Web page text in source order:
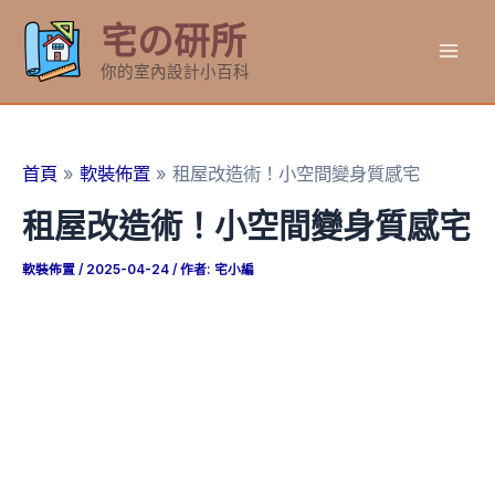
要
宅の研所
你的室內設計小百科
首頁 軟裝佈置 租屋改造術！小空間變身質感宅
租屋改造術！小空間變身質感宅
軟裝佈置 / 2025-04-24 / 作者: 宅小編